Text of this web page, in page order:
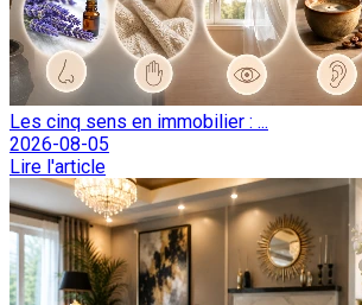
Les cinq sens en immobilier : ...
2026-08-05
Lire l'article